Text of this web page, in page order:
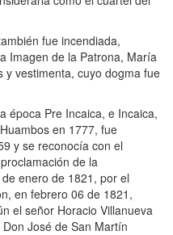
fue incendiada,
Imagen de la Patrona, María
y vestimenta, cuyo dogma fue
época Pre Incaica, e Incaica,
en 1777, fue
y se reconocía con el
de la
enero de 1821, por el
en febrero 06 de 1821,
el señor Horacio Villanueva
José de San Martín